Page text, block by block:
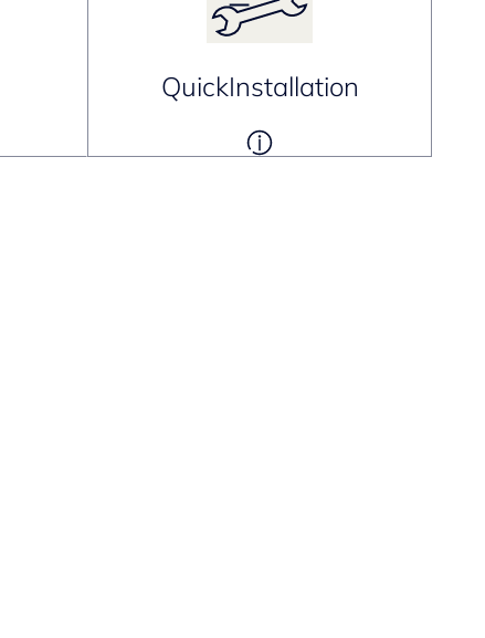
QuickInstallation